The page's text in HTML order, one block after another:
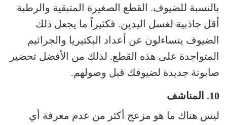
بالنسبة للضيوف. القطع الصغيرة المتبقية والرطبة
أقل جاذبية لغسل اليدين. فكثيراً ما يجعل ذلك
الضيوف يتساءلون عن أعداد البكتيريا والجراثيم
المتواجدة على هذه القطع. لذلك من الأفضل تحضير
صابونة جديدة لضيوفك قبل وصولهم.
10. المناشف
ليس هناك ما هو مزعج أكثر من عدم معرفة أي